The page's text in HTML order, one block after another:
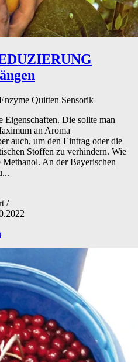
Quitten Sensorik
Eigenschaften. Die sollte man
an Aroma
auch, um den Eintrag oder die
Stoffen zu verhindern. Wie
Methanol. An der Bayerischen
/